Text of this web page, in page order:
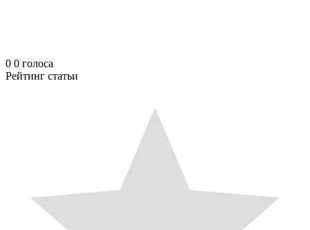
0 0 голоса
Рейтинг статьи